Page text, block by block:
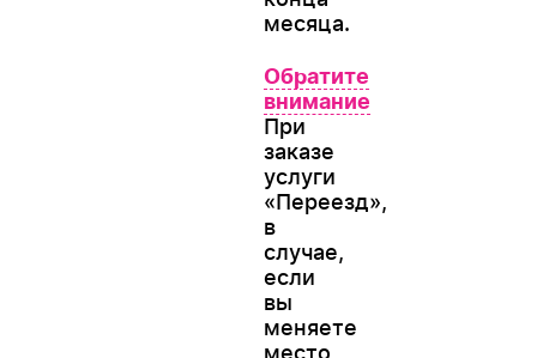
месяца.
Обратите
внимание
При
заказе
услуги
«Переезд»,
в
случае,
если
вы
меняете
место